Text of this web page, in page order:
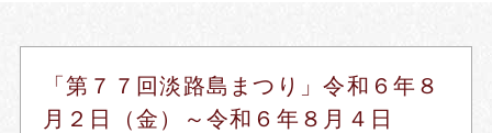
「第７７回淡路島まつり」令和６年８
月２日（金）～令和６年８月４日